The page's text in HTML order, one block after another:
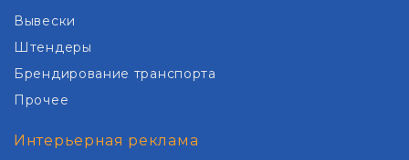
Вывески
Штендеры
Брендирование транспорта
Прочее
Интерьерная реклама